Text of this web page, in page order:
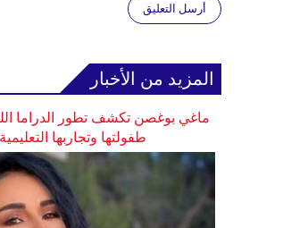
أرسل التعليق
المزيد من الأخبار
ماغي بوغصن تكشف تطور الدراما
طفولتها وتجاربها